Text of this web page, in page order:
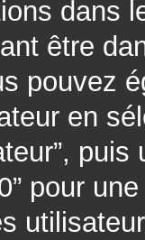
dans
être
pouvez
en
pour